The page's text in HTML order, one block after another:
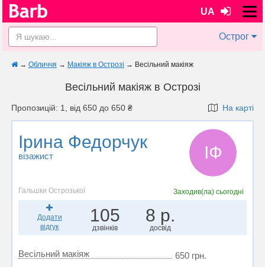
UA
Острог
→ Обличчя → Макіяж в Острозі → Весільний макіяж
Весільний макіяж в Острозі
Пропозицій: 1, від 650 до 650 ₴ На карті
Ірина Федорчук
візажист ІФ
Гальшки Острозької Заходив(ла)сьогодні
Додати
відгук
105
дзвінків
8 р.
досвід
Весільний макіяж 650 грн.